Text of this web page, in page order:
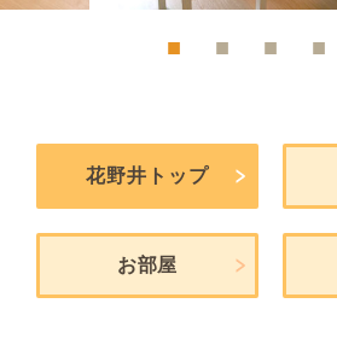
花野井トップ
お部屋